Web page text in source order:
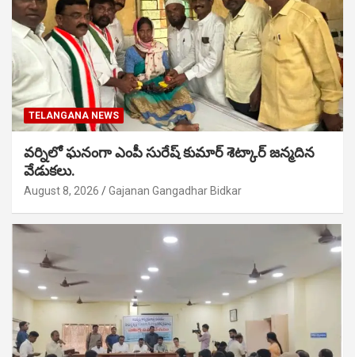
TELANGANA NEWS
వర్నిలో ఘనంగా ఎంపీ సురేష్ కుమార్ శెట్కార్ జన్మదిన
వేడుకలు.
August 8, 2026 Gajanan Gangadhar Bidkar